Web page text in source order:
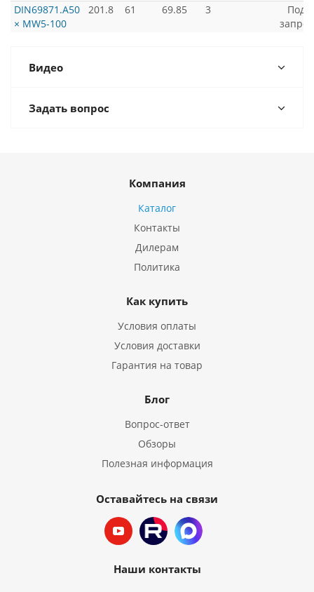
DIN69871.А50
× MW5-100
201.8 61 69.85 3
Под
запрос
Видео
Задать вопрос
Компания
Каталог
Контакты
Дилерам
Политика
Как купить
Условия оплаты
Условия доставки
Гарантия на товар
Блог
Вопрос-ответ
Обзоры
Полезная информация
Оставайтесь на связи
Наши контакты